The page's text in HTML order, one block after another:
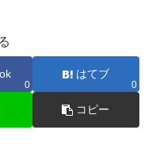
0
はてブ
0
コピー